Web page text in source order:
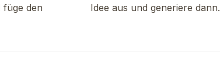
füge den
Idee aus und generiere dann.